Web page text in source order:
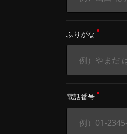
ふりがな
電話番号